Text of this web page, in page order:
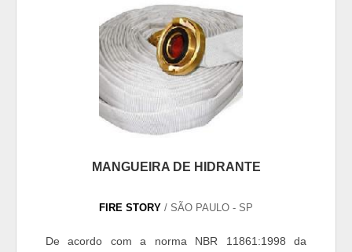
constituídas por um...
MANGUEIRA DE HIDRANTE
FIRE STORY / SÃO PAULO - SP
De acordo com a norma NBR 11861:1998 da